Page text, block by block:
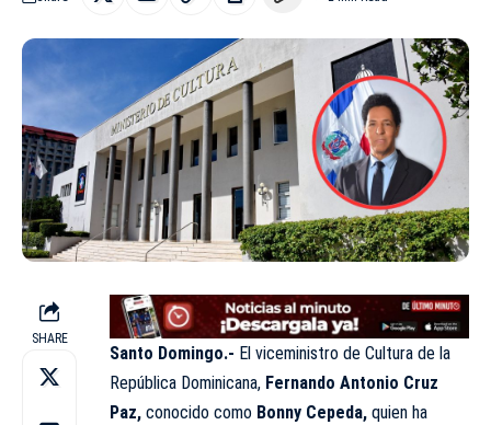
SHARE
Santo Domingo.- El viceministro de Cultura de la
República Dominicana, Fernando Antonio Cruz
Paz, conocido como Bonny Cepeda, quien ha